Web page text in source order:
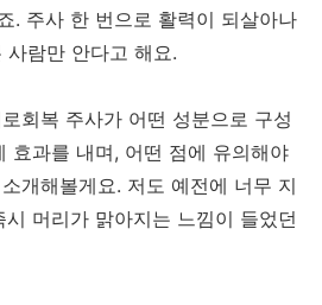
. 주사 한 번으로 활력이 되살아나
람만 안다고 해요.
회복 주사가 어떤 성분으로 구성
효과를 내며, 어떤 점에 유의해야
개해볼게요. 저도 예전에 너무 지
머리가 맑아지는 느낌이 들었던